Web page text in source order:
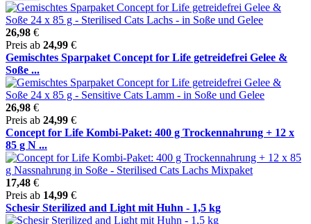
26,98 €
Preis ab 24,99 €
Gemischtes Sparpaket Concept for Life getreidefrei Gelee &
Soße ...
26,98 €
Preis ab 24,99 €
Concept for Life Kombi-Paket: 400 g Trockennahrung + 12 x
85 g N ...
17,48 €
Preis ab 14,99 €
Schesir Sterilized and Light mit Huhn - 1,5 kg